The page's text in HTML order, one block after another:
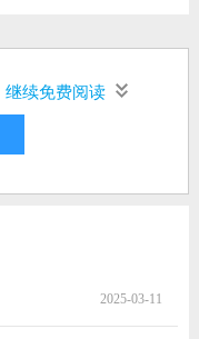
继续免费阅读
2025-03-11